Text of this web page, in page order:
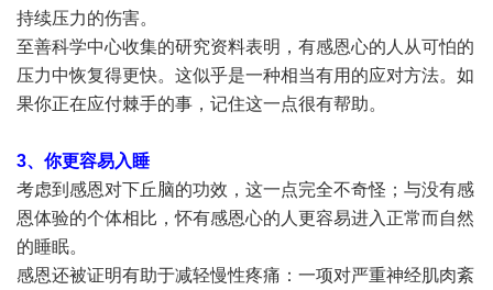
持续压力的伤害。
至善科学中心收集的研究资料表明，有感恩心的人从可怕的
压力中恢复得更快。这似乎是一种相当有用的应对方法。如
果你正在应付棘手的事，记住这一点很有帮助。
3、你更容易入睡
考虑到感恩对下丘脑的功效，这一点完全不奇怪；与没有感
恩体验的个体相比，怀有感恩心的人更容易进入正常而自然
的睡眠。
感恩还被证明有助于减轻慢性疼痛：一项对严重神经肌肉紊